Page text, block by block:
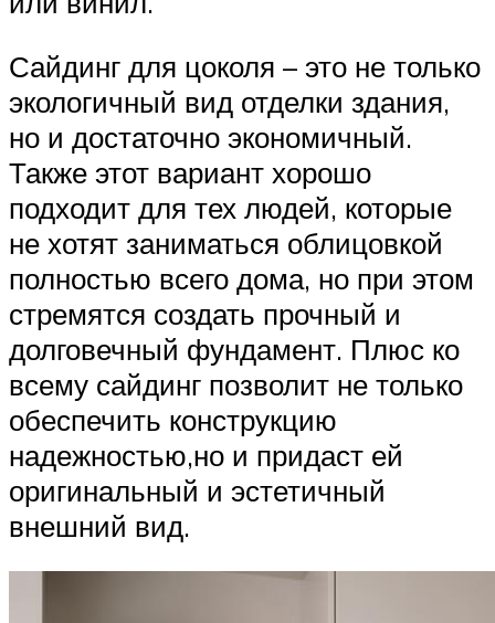
Сайдинг для цоколя – это не только
экологичный вид отделки здания,
но и достаточно экономичный.
Также этот вариант хорошо
подходит для тех людей, которые
не хотят заниматься облицовкой
полностью всего дома, но при этом
стремятся создать прочный и
долговечный фундамент. Плюс ко
всему сайдинг позволит не только
обеспечить конструкцию
надежностью,но и придаст ей
оригинальный и эстетичный
внешний вид.